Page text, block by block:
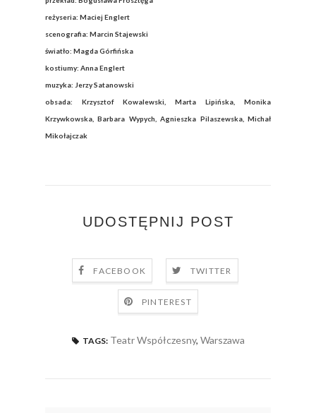
reżyseria: Maciej Englert
scenografia: Marcin Stajewski
światło: Magda Górfińska
kostiumy: Anna Englert
muzyka: Jerzy Satanowski
obsada: Krzysztof Kowalewski, Marta Lipińska, Monika
Krzywkowska, Barbara Wypych, Agnieszka Pilaszewska, Michał
Mikołajczak
UDOSTĘPNIJ POST
FACEBOOK TWITTER
PINTEREST
TAGS: Teatr Współczesny, Warszawa